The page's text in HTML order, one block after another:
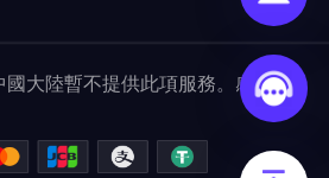
國大陸暫不提供此項服務。感謝您